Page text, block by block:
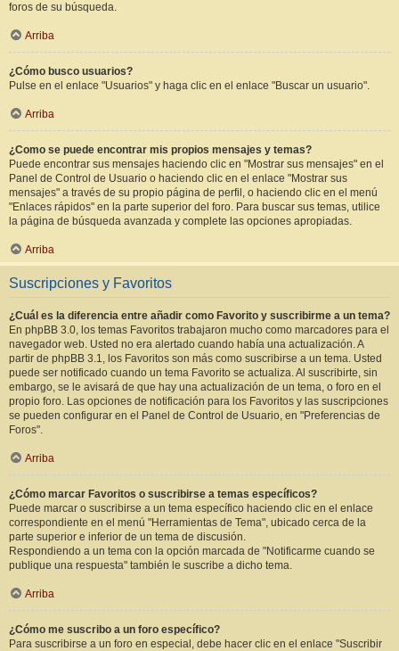
foros de su búsqueda.
Arriba
¿Cómo busco usuarios?
Pulse en el enlace "Usuarios" y haga clic en el enlace "Buscar un usuario".
Arriba
¿Como se puede encontrar mis propios mensajes y temas?
Puede encontrar sus mensajes haciendo clic en "Mostrar sus mensajes" en el
Panel de Control de Usuario o haciendo clic en el enlace "Mostrar sus
mensajes" a través de su propio página de perfil, o haciendo clic en el menú
"Enlaces rápidos" en la parte superior del foro. Para buscar sus temas, utilice
la página de búsqueda avanzada y complete las opciones apropiadas.
Arriba
Suscripciones y Favoritos
¿Cuál es la diferencia entre añadir como Favorito y suscribirme a un tema?
En phpBB 3.0, los temas Favoritos trabajaron mucho como marcadores para el
navegador web. Usted no era alertado cuando había una actualización. A
partir de phpBB 3.1, los Favoritos son más como suscribirse a un tema. Usted
puede ser notificado cuando un tema Favorito se actualiza. Al suscribirte, sin
embargo, se le avisará de que hay una actualización de un tema, o foro en el
propio foro. Las opciones de notificación para los Favoritos y las suscripciones
se pueden configurar en el Panel de Control de Usuario, en "Preferencias de
Foros".
Arriba
¿Cómo marcar Favoritos o suscribirse a temas específicos?
Puede marcar o suscribirse a un tema específico haciendo clic en el enlace
correspondiente en el menú "Herramientas de Tema", ubicado cerca de la
parte superior e inferior de un tema de discusión.
Respondiendo a un tema con la opción marcada de "Notificarme cuando se
publique una respuesta" también le suscribe a dicho tema.
Arriba
¿Cómo me suscribo a un foro específico?
Para suscribirse a un foro en especial, debe hacer clic en el enlace "Suscribir